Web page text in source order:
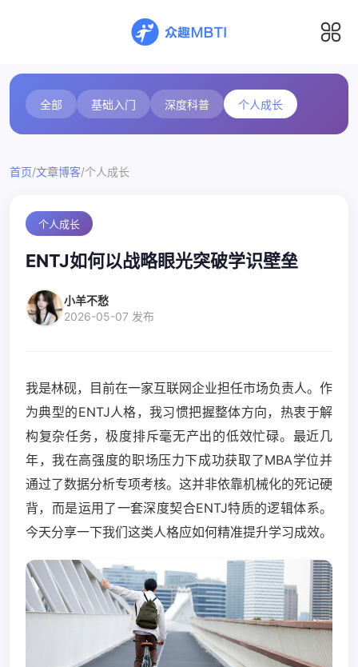
全部 基础入门 深度科普 个人成长
首页/文章博客/个人成长
个人成长
ENTJ如何以战略眼光突破学识壁垒
小羊不愁
2026-05-07 发布
我是林砚，目前在一家互联网企业担任市场负责人。作
为典型的ENTJ人格，我习惯把握整体方向，热衷于解
构复杂任务，极度排斥毫无产出的低效忙碌。最近几
年，我在高强度的职场压力下成功获取了MBA学位并
通过了数据分析专项考核。这并非依靠机械化的死记硬
背，而是运用了一套深度契合ENTJ特质的逻辑体系。
今天分享一下我们这类人格应如何精准提升学习成效。